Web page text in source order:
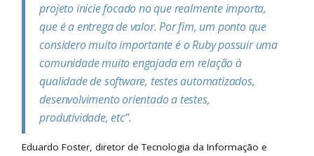
projeto inicie focado no que realmente importa,
que é a entrega de valor. Por fim, um ponto que
considero muito importante é o Ruby possuir uma
comunidade muito engajada em relação à
qualidade de software, testes automatizados,
desenvolvimento orientado a testes,
produtividade, etc”.
Eduardo Foster, diretor de Tecnologia da Informação e